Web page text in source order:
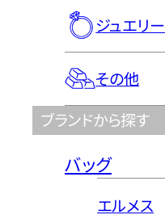
ジュエリー
その他
ブランドから探す
バッグ
エルメス